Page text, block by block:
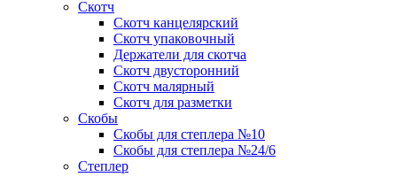
Скотч
Скотч канцелярский
Скотч упаковочный
Держатели для скотча
Скотч двусторонний
Скотч малярный
Скотч для разметки
Скобы
Скобы для степлера №10
Скобы для степлера №24/6
Степлер